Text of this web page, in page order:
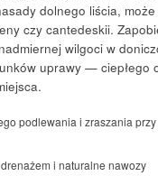
dolnego liścia,
czy cantedeskii.
wilgoci w
uprawy — ciepłego
podlewania i zraszania
i naturalne nawozy